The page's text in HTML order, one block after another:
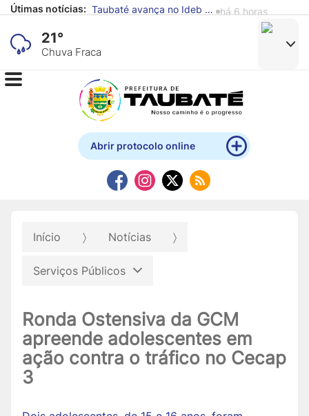
Útimas notícias: Defesa Civil de Taubaté alerta para previsão de chuva e ventos fortes há 7 horas
21°
Chuva Fraca
Abrir protocolo online
Início Notícias
Serviços Públicos
Ronda Ostensiva da GCM
apreende adolescentes em
ação contra o tráfico no Cecap
3